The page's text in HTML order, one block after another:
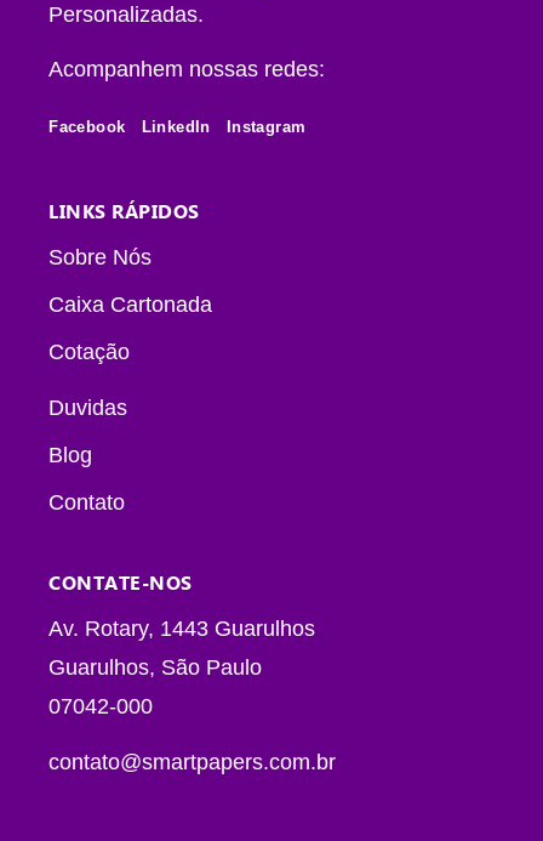
Personalizadas.
Acompanhem nossas redes:
Facebook LinkedIn Instagram
LINKS RÁPIDOS
Sobre Nós
Caixa Cartonada
Cotação
Duvidas
Blog
Contato
CONTATE-NOS
Av. Rotary, 1443 Guarulhos
Guarulhos, São Paulo
07042-000
contato@smartpapers.com.br